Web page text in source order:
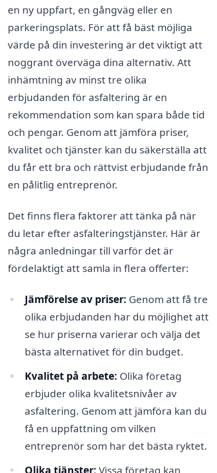
en ny uppfart, en gångväg eller en
parkeringsplats. För att få bäst möjliga
värde på din investering är det viktigt att
noggrant överväga dina alternativ. Att
inhämtning av minst tre olika
erbjudanden för asfaltering är en
rekommendation som kan spara både tid
och pengar. Genom att jämföra priser,
kvalitet och tjänster kan du säkerställa att
du får ett bra och rättvist erbjudande från
en pålitlig entreprenör.
Det finns flera faktorer att tänka på när
du letar efter asfalteringstjänster. Här är
några anledningar till varför det är
fördelaktigt att samla in flera offerter:
Jämförelse av priser: Genom att få tre
olika erbjudanden har du möjlighet att
se hur priserna varierar och välja det
bästa alternativet för din budget.
Kvalitet på arbete: Olika företag
erbjuder olika kvalitetsnivåer av
asfaltering. Genom att jämföra kan du
få en uppfattning om vilken
entreprenör som har det bästa ryktet.
Olika tjänster: Vissa företag kan